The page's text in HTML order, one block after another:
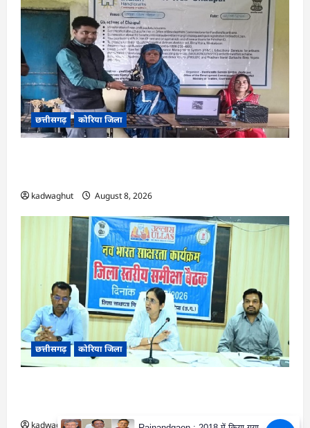
छत्तीसगढ़ कोरिया जिला
kadwaghut August 8, 2026
छत्तीसगढ़ कोरिया जिला
kadwaghut August 8, 2026